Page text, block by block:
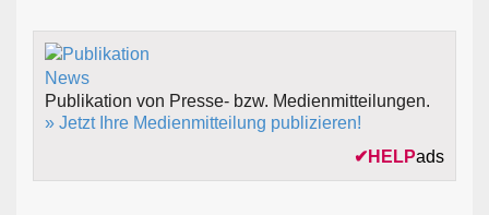
Publikation von Presse- bzw. Medienmitteilungen.
» Jetzt Ihre Medienmitteilung publizieren!
✔ HELPads